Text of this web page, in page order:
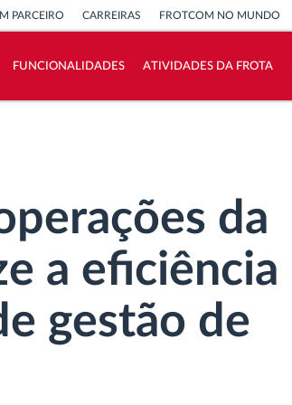
PARCEIRO CARREIRAS FROTCOM NO MUNDO
FUNCIONALIDADES ATIVIDADES DA FROTA
da
a eficiência
gestão de